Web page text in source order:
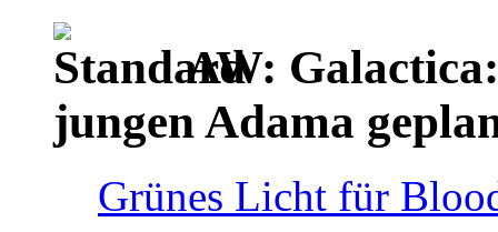
AW:
jungen Adama
Grünes Licht für